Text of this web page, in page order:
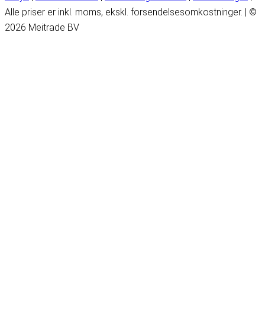
Alle priser er inkl. moms, ekskl. forsendelsesomkostninger. | ©
2026 Meitrade BV